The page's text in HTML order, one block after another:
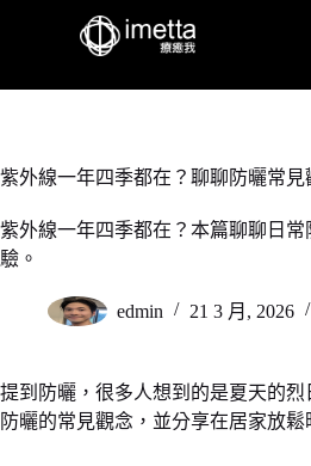
紫外線一年四季都在？聊聊防曬常
紫外線一年四季都在？本篇聊聊日
驗。
edmin 21 3 月, 2026
提到防曬，很多人想到的是夏天的
防曬的常見觀念，並分享在居家放